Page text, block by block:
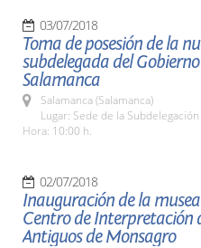
03/07/2018
Toma de posesión de la
subdelegada del
Salamanca
Salamanca (Salamanca)
Lugar: Sede de la
Hora: 10:00 h.
02/07/2018
Inauguración de la
Centro de Interpretación
Antiguos de Monsagro